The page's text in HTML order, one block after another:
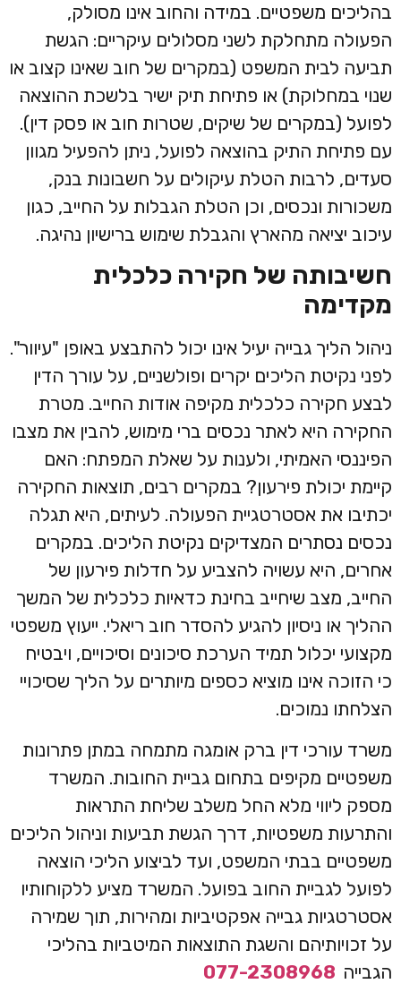
בהליכים משפטיים. במידה והחוב אינו מסולק,
הפעולה מתחלקת לשני מסלולים עיקריים: הגשת
תביעה לבית המשפט (במקרים של חוב שאינו קצוב או
שנוי במחלוקת) או פתיחת תיק ישיר בלשכת ההוצאה
לפועל (במקרים של שיקים, שטרות חוב או פסק דין).
עם פתיחת התיק בהוצאה לפועל, ניתן להפעיל מגוון
סעדים, לרבות הטלת עיקולים על חשבונות בנק,
משכורות ונכסים, וכן הטלת הגבלות על החייב, כגון
עיכוב יציאה מהארץ והגבלת שימוש ברישיון נהיגה.
חשיבותה של חקירה כלכלית
מקדימה
ניהול הליך גבייה יעיל אינו יכול להתבצע באופן "עיוור".
לפני נקיטת הליכים יקרים ופולשניים, על עורך הדין
לבצע חקירה כלכלית מקיפה אודות החייב. מטרת
החקירה היא לאתר נכסים ברי מימוש, להבין את מצבו
הפיננסי האמיתי, ולענות על שאלת המפתח: האם
קיימת יכולת פירעון? במקרים רבים, תוצאות החקירה
יכתיבו את אסטרטגיית הפעולה. לעיתים, היא תגלה
נכסים נסתרים המצדיקים נקיטת הליכים. במקרים
אחרים, היא עשויה להצביע על חדלות פירעון של
החייב, מצב שיחייב בחינת כדאיות כלכלית של המשך
ההליך או ניסיון להגיע להסדר חוב ריאלי. ייעוץ משפטי
מקצועי יכלול תמיד הערכת סיכונים וסיכויים, ויבטיח
כי הזוכה אינו מוציא כספים מיותרים על הליך שסיכויי
הצלחתו נמוכים.
משרד עורכי דין ברק אומגה מתמחה במתן פתרונות
משפטיים מקיפים בתחום גביית החובות. המשרד
מספק ליווי מלא החל משלב שליחת התראות
והתרעות משפטיות, דרך הגשת תביעות וניהול הליכים
משפטיים בבתי המשפט, ועד לביצוע הליכי הוצאה
לפועל לגביית החוב בפועל. המשרד מציע ללקוחותיו
אסטרטגיות גבייה אפקטיביות ומהירות, תוך שמירה
על זכויותיהם והשגת התוצאות המיטביות בהליכי
הגבייה 077-2308968